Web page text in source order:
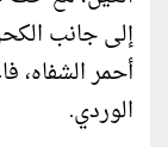
إلى جانب
أحمر الشفاه،
الوردي.